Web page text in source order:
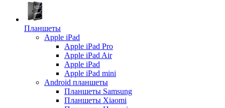
Планшеты
Apple iPad
Apple iPad Pro
Apple iPad Air
Apple iPad
Apple iPad mini
Android планшеты
Планшеты Samsung
Планшеты Xiaomi